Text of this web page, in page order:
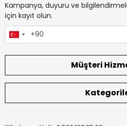
Kampanya, duyuru ve
için kayıt olun.
Müşteri